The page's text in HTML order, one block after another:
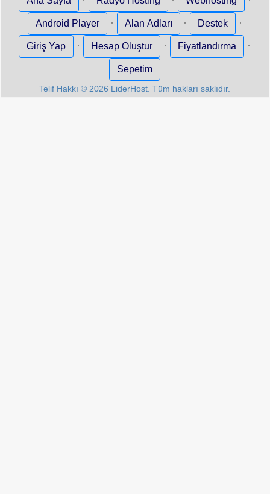
Android Player · Alan Adları · Destek ·
Giriş Yap · Hesap Oluştur · Fiyatlandırma ·
Sepetim
Telif Hakkı © 2026 LiderHost. Tüm hakları saklıdır.